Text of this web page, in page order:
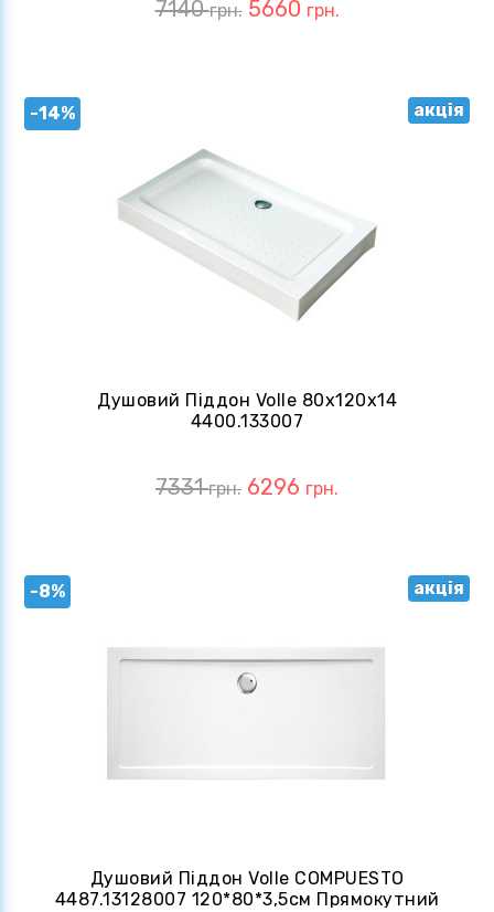
7140грн. 5660 грн.
-14% акція
Душовий Піддон Volle 80x120x14
4400.133007
7331грн. 6296 грн.
-8% акція
Душовий Піддон Volle COMPUESTO
4487.13128007 120*80*3,5см Прямокутний